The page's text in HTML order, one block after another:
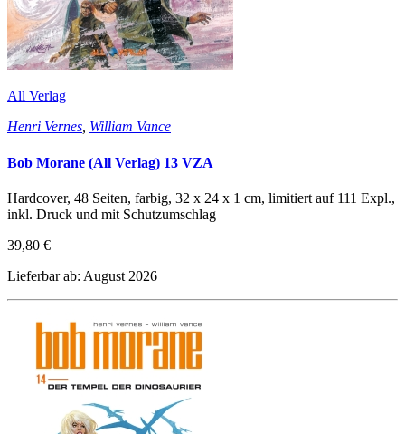
All Verlag
Henri Vernes, William Vance
Bob Morane (All Verlag) 13 VZA
Hardcover, 48 Seiten, farbig, 32 x 24 x 1 cm, limitiert auf 111 Expl.,
inkl. Druck und mit Schutzumschlag
39,80 €
Lieferbar ab: August 2026